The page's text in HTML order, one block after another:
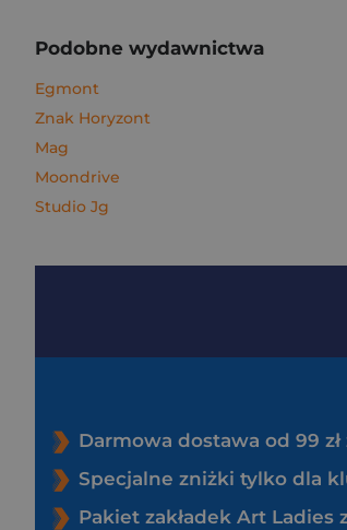
Podobne wydawnictwa
Egmont
Znak Horyzont
Mag
Moondrive
Studio Jg
Darmowa dostawa od 99 zł
Specjalne zniżki tylko dla
Pakiet zakładek Art Ladies